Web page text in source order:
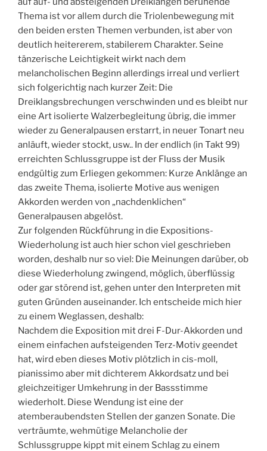
Thema ist vor allem durch die Triolenbewegung mit
den beiden ersten Themen verbunden, ist aber von
deutlich heitererem, stabilerem Charakter. Seine
tänzerische Leichtigkeit wirkt nach dem
melancholischen Beginn allerdings irreal und verliert
sich folgerichtig nach kurzer Zeit: Die
Dreiklangsbrechungen verschwinden und es bleibt nur
eine Art isolierte Walzerbegleitung übrig, die immer
wieder zu Generalpausen erstarrt, in neuer Tonart neu
anläuft, wieder stockt, usw.. In der endlich (in Takt 99)
erreichten Schlussgruppe ist der Fluss der Musik
endgültig zum Erliegen gekommen: Kurze Anklänge an
das zweite Thema, isolierte Motive aus wenigen
Akkorden werden von „nachdenklichen“
Generalpausen abgelöst.
Zur folgenden Rückführung in die Expositions-
Wiederholung ist auch hier schon viel geschrieben
worden, deshalb nur so viel: Die Meinungen darüber, ob
diese Wiederholung zwingend, möglich, überflüssig
oder gar störend ist, gehen unter den Interpreten mit
guten Gründen auseinander. Ich entscheide mich hier
zu einem Weglassen, deshalb:
Nachdem die Exposition mit drei F-Dur-Akkorden und
einem einfachen aufsteigenden Terz-Motiv geendet
hat, wird eben dieses Motiv plötzlich in cis-moll,
pianissimo aber mit dichterem Akkordsatz und bei
gleichzeitiger Umkehrung in der Bassstimme
wiederholt. Diese Wendung ist eine der
atemberaubendsten Stellen der ganzen Sonate. Die
verträumte, wehmütige Melancholie der
Schlussgruppe kippt mit einem Schlag zu einem